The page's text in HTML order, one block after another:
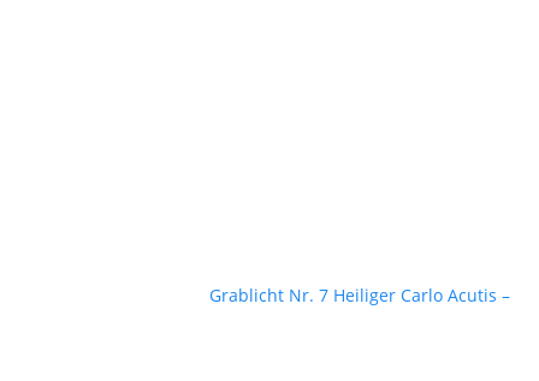
Grablicht Nr. 7 Heiliger Carlo Acutis –